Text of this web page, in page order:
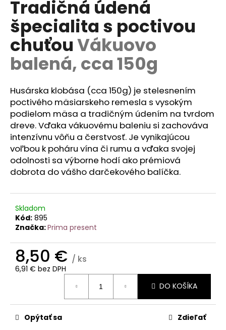
Tradičná údená
špecialita s poctivou
chuťouVákuovo
balená, cca 150g
Husárska klobása (cca 150g) je stelesnením
poctivého mäsiarskeho remesla s vysokým
podielom mäsa a tradičným údením na tvrdom
dreve. Vďaka vákuovému baleniu si zachováva
intenzívnu vôňu a čerstvosť. Je vynikajúcou
voľbou k poháru vína či rumu a vďaka svojej
odolnosti sa výborne hodí ako prémiová
dobrota do vášho darčekového balíčka.
Skladom
Kód: 895
Značka:Prima present
8,50 € / ks
6,91 € bez DPH
DO KOŠÍKA
Opýtať sa Zdieľať
á
j
s
ť
?
HĽADAŤ
O
d
o
ú
č
a
m
MILKA
32